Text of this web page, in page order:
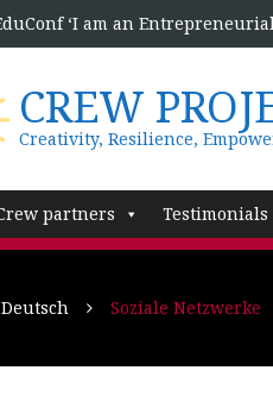
‘I am an
CREW
Creativity, Resilience,
partners Testimonials
Deutsch Soziale Netzwerke